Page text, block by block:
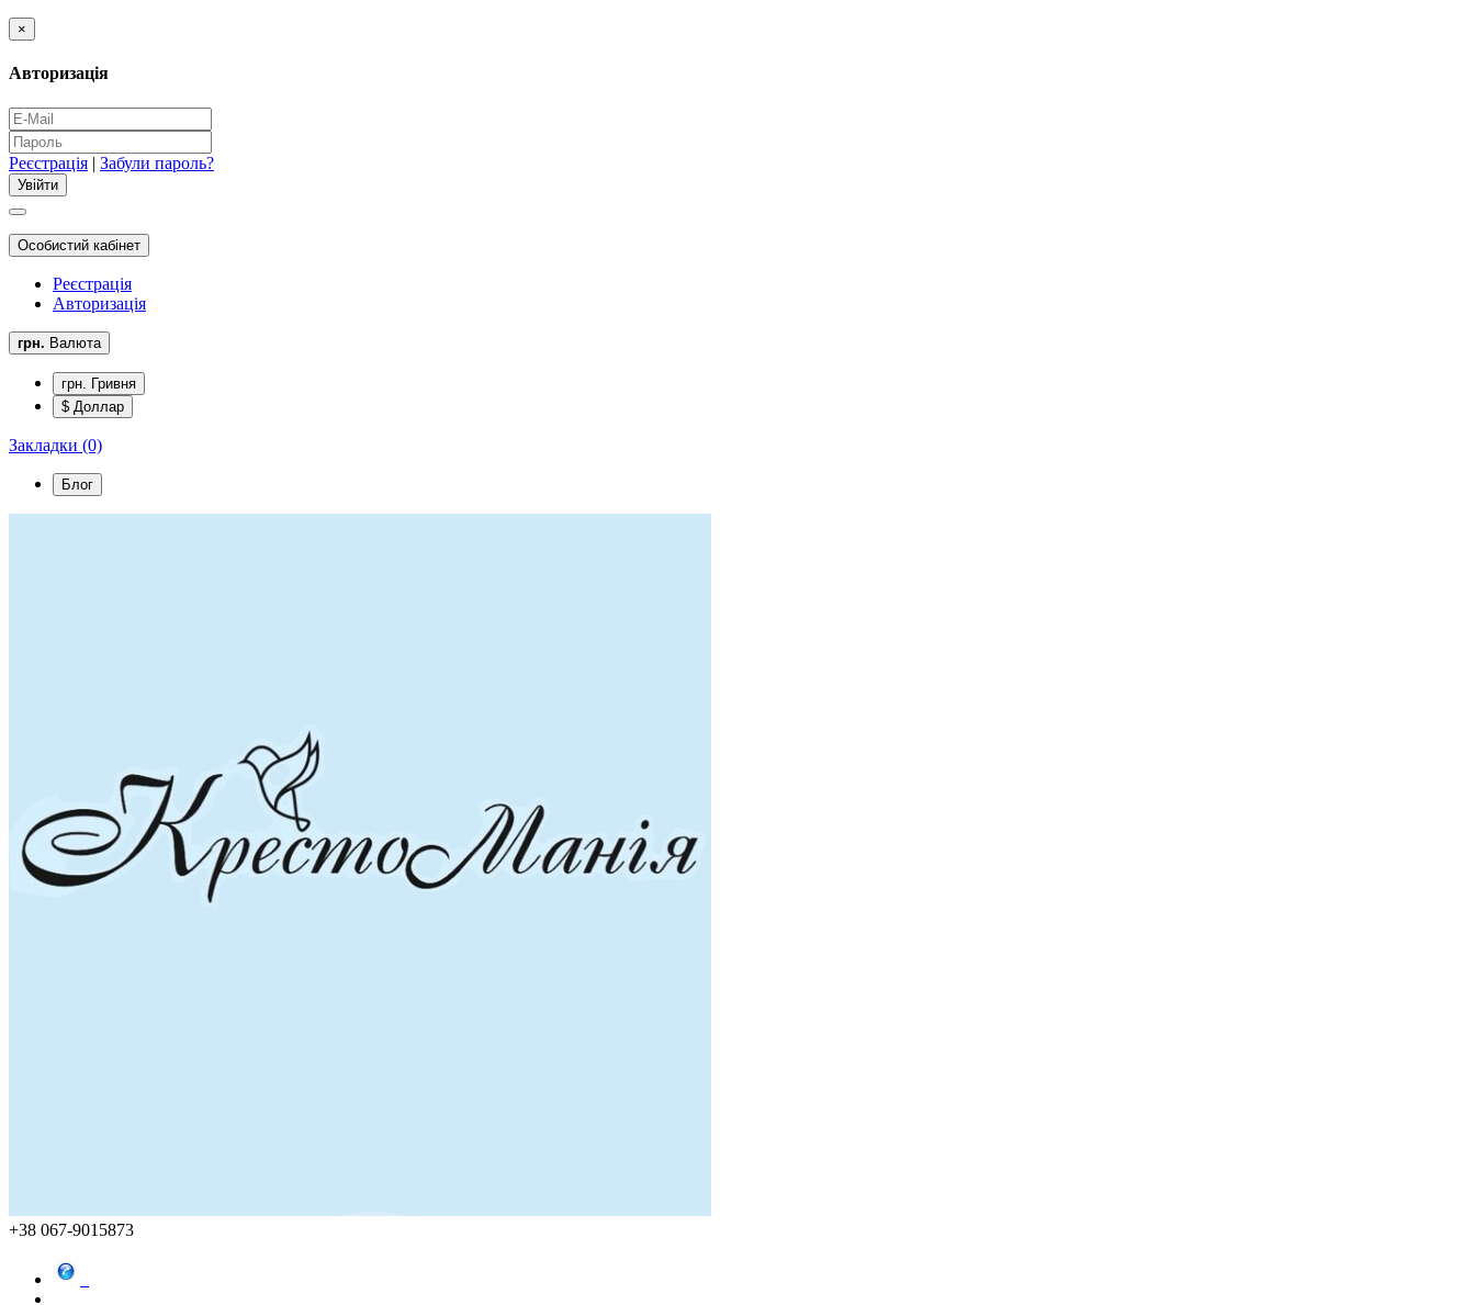
×
Авторизація
Реєстрація | Забули пароль?
Особистий кабінет
Реєстрація
Авторизація
грн. Валюта
грн. Гривня
$ Доллар
Закладки (0)
Блог
+38 067-9015873